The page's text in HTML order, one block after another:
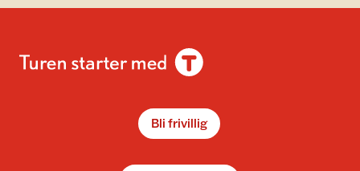
Bli frivillig